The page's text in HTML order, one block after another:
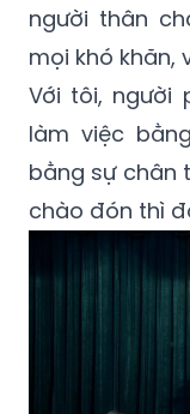
người thân
mọi khó khăn,
Với tôi, người
làm việc
bằng sự chân
chào đón thì